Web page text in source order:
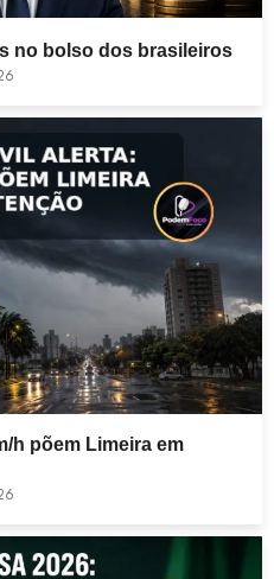
no bolso dos brasileiros
h põem Limeira em